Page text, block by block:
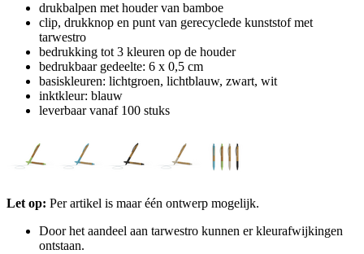
drukbalpen met houder van bamboe
clip, drukknop en punt van gerecyclede kunststof met
tarwestro
bedrukking tot 3 kleuren op de houder
bedrukbaar gedeelte: 6 x 0,5 cm
basiskleuren: lichtgroen, lichtblauw, zwart, wit
inktkleur: blauw
leverbaar vanaf 100 stuks
Let op: Per artikel is maar één ontwerp mogelijk.
Door het aandeel aan tarwestro kunnen er kleurafwijkingen
ontstaan.